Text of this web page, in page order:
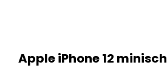
Apple iPhone 12 mini